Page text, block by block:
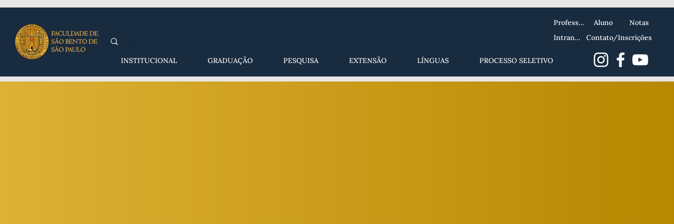
Notas
Contato/Inscrições
Professor
Aluno
Intranet
INSTITUCIONAL GRADUAÇÃO PESQUISA EXTENSÃO LÍNGUAS PROCESSO SELETIVO